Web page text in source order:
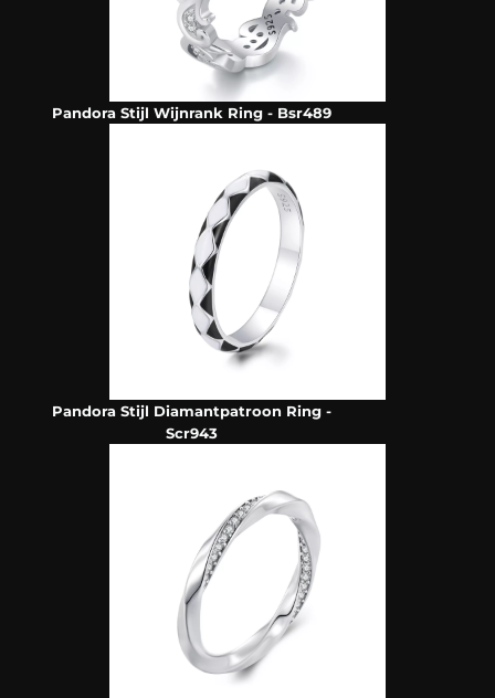
Pandora Stijl Wijnrank Ring - Bsr489
Pandora Stijl Diamantpatroon Ring -
Scr943